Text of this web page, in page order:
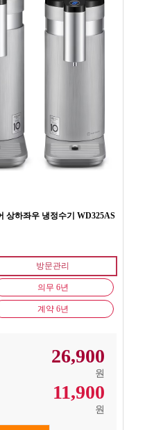
상하좌우 냉정수기 WD325AS
방문관리
의무 6년
계약 6년
26,900
원
11,900
원